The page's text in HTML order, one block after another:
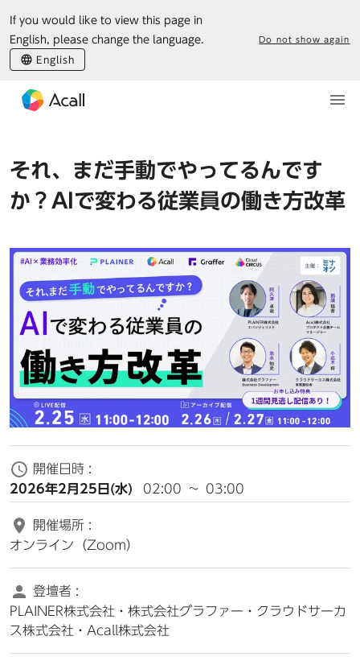
If you would like to view this page in
English, please change the language.
English
Do not show again
それ、まだ手動でやってるんです
か？AIで変わる従業員の働き方改革
開催日時 :
2026年2月25日(水)
02:00 ~ 03:00
開催場所 :
オンライン（Zoom）
登壇者 :
PLAINER株式会社・株式会社グラファー・クラウドサーカ
ス株式会社・Acall株式会社